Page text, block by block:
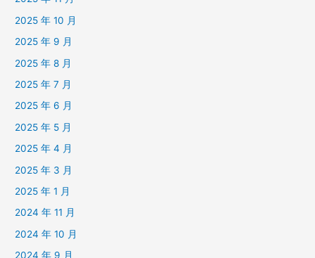
2025 年 10 月
2025 年 9 月
2025 年 8 月
2025 年 7 月
2025 年 6 月
2025 年 5 月
2025 年 4 月
2025 年 3 月
2025 年 1 月
2024 年 11 月
2024 年 10 月
2024 年 9 月